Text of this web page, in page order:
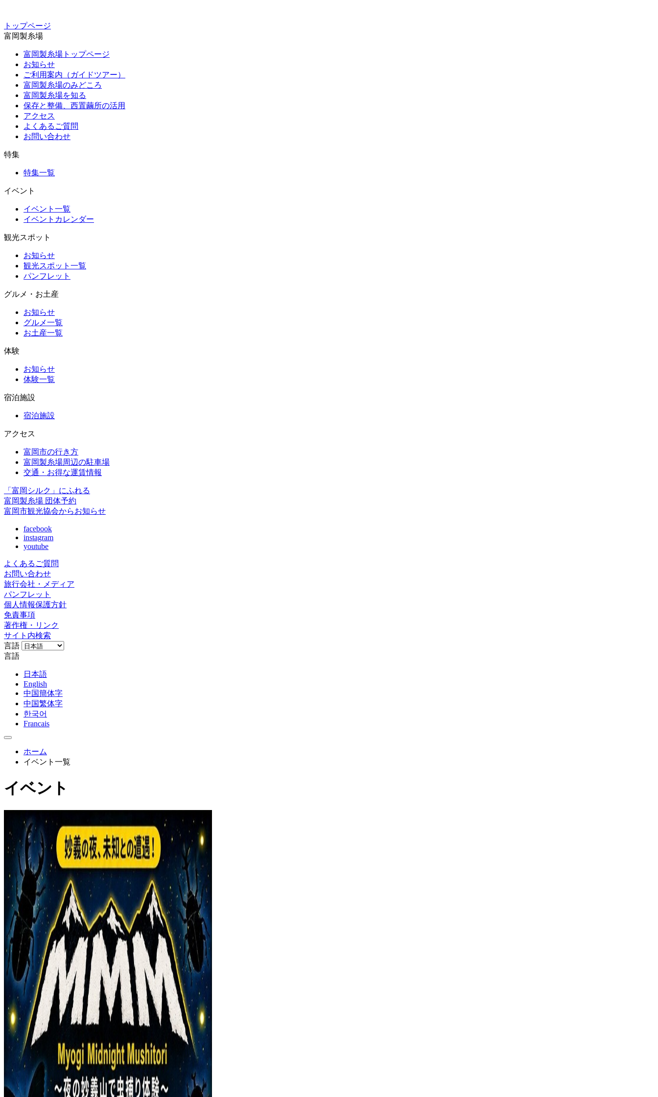
トップページ
富岡製糸場
富岡製糸場トップページ
お知らせ
ご利用案内（ガイドツアー）
富岡製糸場のみどころ
富岡製糸場を知る
保存と整備、西置繭所の活用
アクセス
よくあるご質問
お問い合わせ
特集
特集一覧
イベント
イベント一覧
イベントカレンダー
観光スポット
お知らせ
観光スポット一覧
パンフレット
グルメ・お土産
お知らせ
グルメ一覧
お土産一覧
体験
お知らせ
体験一覧
宿泊施設
宿泊施設
アクセス
富岡市の行き方
富岡製糸場周辺の駐車場
交通・お得な運賃情報
「富岡シルク」にふれる
富岡製糸場 団体予約
富岡市観光協会からお知らせ
facebook
instagram
youtube
よくあるご質問
お問い合わせ
旅行会社・メディア
パンフレット
個人情報保護方針
免責事項
著作権・リンク
サイト内検索
言語
言語
日本語
English
中国簡体字
中国繁体字
한국어
Francais
ホーム
イベント一覧
イベント